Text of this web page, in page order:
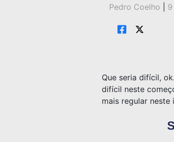
Pedro Coelho
Que seria difícil,
difícil neste
mais regular